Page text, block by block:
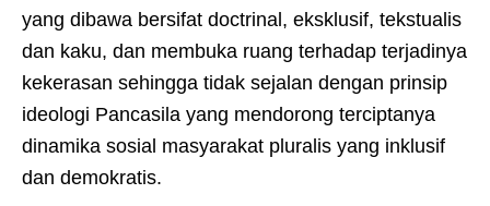
yang dibawa bersifat doctrinal, eksklusif, tekstualis
dan kaku, dan membuka ruang terhadap terjadinya
kekerasan sehingga tidak sejalan dengan prinsip
ideologi Pancasila yang mendorong terciptanya
dinamika sosial masyarakat pluralis yang inklusif
dan demokratis.